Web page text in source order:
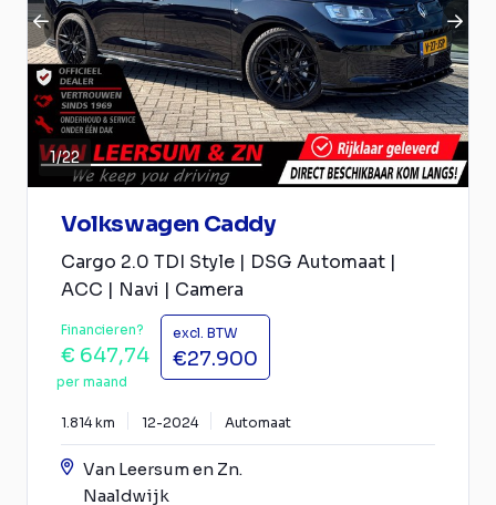
1/22
Volkswagen Caddy
Cargo 2.0 TDI Style | DSG Automaat |
ACC | Navi | Camera
Financieren?
€ 647,74
per maand
excl. BTW
€27.900
1.814 km 12-2024 Automaat
Van Leersum en Zn.
Naaldwijk